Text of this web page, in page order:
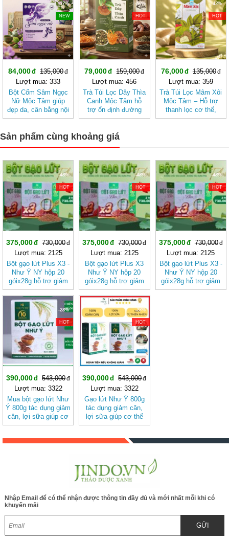
-37%
NEW
84,000
135,000
Lượt mua: 333
Bột Cốm Sâm Ngọc
Nữ Mộc Tâm giúp
đẹp da, cân bằng nội
tiết tố nữ
-50%
HOT
79,000
159,000
Lượt mua: 456
Trà Túi Lọc Dây Thìa
Canh Mộc Tâm hỗ
trợ ổn định đường
huyết
-43%
HOT
76,000
135,000
Lượt mua: 359
Trà Túi Lọc Mâm Xôi
Mộc Tâm – Hỗ trợ
thanh lọc cơ thể,
mang lại cảm giác
Sản phẩm cùng khoảng giá
-48%
HOT
375,000
730,000
Lượt mua: 2125
Bột gạo lứt Plus X3 -
Như Ý NY hộp 20
góix28g hỗ trợ giảm
cân, giảm mỡ
-48%
HOT
375,000
730,000
Lượt mua: 2125
Bột gạo lứt Plus X3
Như Ý NY hộp 20
góix28g hỗ trợ giảm
cân, giảm mỡ giúp
cơ thể nhẹ nhàng, tốt
cho sức khỏe.
-48%
HOT
375,000
730,000
Lượt mua: 2125
Bột gạo lứt Plus X3 -
Như Ý NY hộp 20
góix28g hỗ trợ giảm
cân, giảm mỡ tốt cho
-28%
HOT
390,000
543,000
Lượt mua: 3322
Mua bột gạo lứt Như
Ý 800g tác dụng giảm
cân, lợi sữa giúp cơ
thể nhẹ nhàng
-28%
HOT
390,000
543,000
Lượt mua: 3322
Gạo lứt Như Ý 800g
tác dụng giảm cân,
lợi sữa giúp cơ thể
nhẹ nhàng
Nhập Email để có thể nhận được thông tin đầy đủ và mới nhất mỗi khi có
khuyến mãi
GỬI